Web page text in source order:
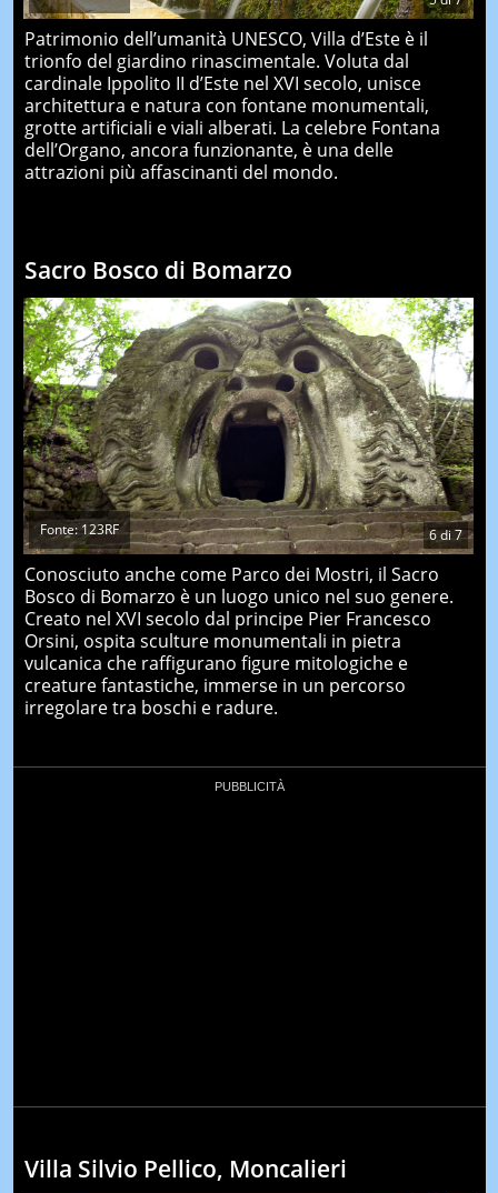
Patrimonio dell’umanità UNESCO, Villa d’Este è il
trionfo del giardino rinascimentale. Voluta dal
cardinale Ippolito II d’Este nel XVI secolo, unisce
architettura e natura con fontane monumentali,
grotte artificiali e viali alberati. La celebre Fontana
dell’Organo, ancora funzionante, è una delle
attrazioni più affascinanti del mondo.
Sacro Bosco di Bomarzo
6di7
Fonte: 123RF
Conosciuto anche come Parco dei Mostri, il Sacro
Bosco di Bomarzo è un luogo unico nel suo genere.
Creato nel XVI secolo dal principe Pier Francesco
Orsini, ospita sculture monumentali in pietra
vulcanica che raffigurano figure mitologiche e
creature fantastiche, immerse in un percorso
irregolare tra boschi e radure.
Villa Silvio Pellico, Moncalieri